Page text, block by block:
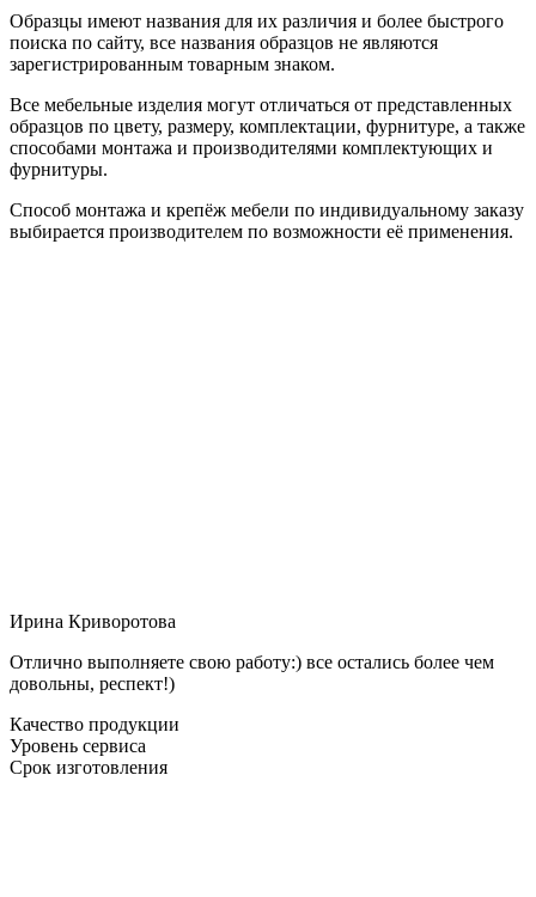
Образцы имеют названия для их различия и более быстрого
поиска по сайту, все названия образцов не являются
зарегистрированным товарным знаком.
Все мебельные изделия могут отличаться от представленных
образцов по цвету, размеру, комплектации, фурнитуре, а также
способами монтажа и производителями комплектующих и
фурнитуры.
Способ монтажа и крепёж мебели по индивидуальному заказу
выбирается производителем по возможности её применения.
Ирина Криворотова
Отлично выполняете свою работу:) все остались более чем
довольны, респект!)
Качество продукции
Уровень сервиса
Срок изготовления